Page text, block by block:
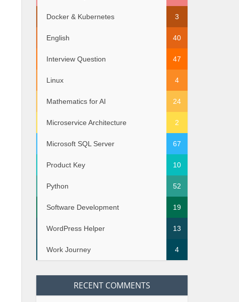
Docker & Kubernetes 3
English 40
Interview Question 47
Linux 4
Mathematics for AI 24
Microservice Architecture 2
Microsoft SQL Server 67
Product Key 10
Python 52
Software Development 19
WordPress Helper 13
Work Journey 4
RECENT COMMENTS